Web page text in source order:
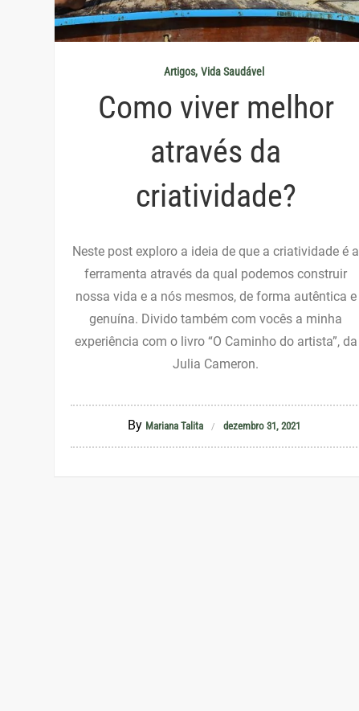
Artigos Vida Saudável
Como viver melhor
através da
criatividade?
Neste post exploro a ideia de que a criatividade é a
ferramenta através da qual podemos construir
nossa vida e a nós mesmos, de forma autêntica e
genuína. Divido também com vocês a minha
experiência com o livro “O Caminho do artista”, da
Julia Cameron.
By Mariana Talita dezembro 31, 2021